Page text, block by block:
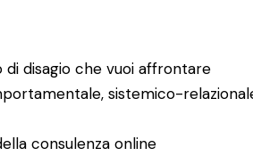
disagio che vuoi affrontare
sistemico-
consulenza online